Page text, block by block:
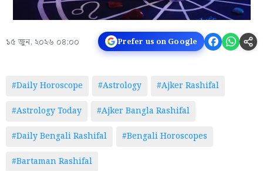
১৫ জুন, ২০২৬ ০৪:০০ Prefer us on Google
#Daily Horoscope #Astrology
#Ajker Rashifal
#Astrology Today
#Ajker Bangla Rashifal
#Daily Bengali Rashifal
#Bengali Horoscopes
#Bartaman Rashifal